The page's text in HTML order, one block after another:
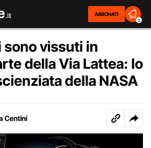
ABBONATI
2
sono vissuti in
della Via Lattea: lo
della NASA
Centini